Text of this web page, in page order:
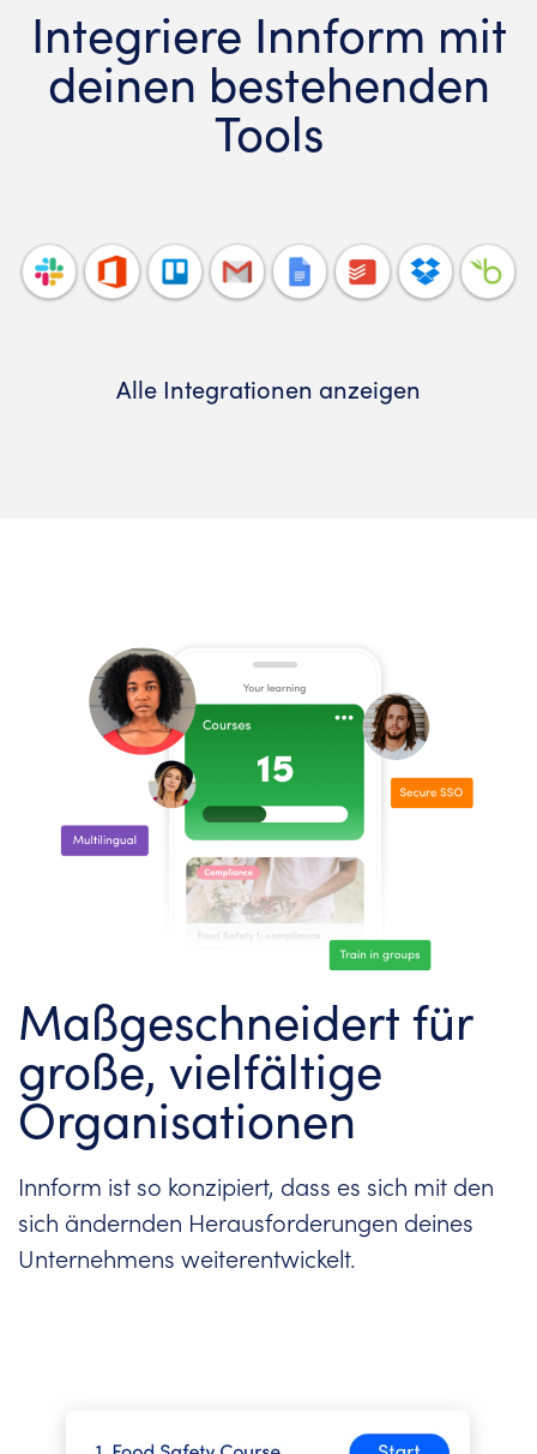
Integriere Innform mit
deinen bestehenden
Tools
Alle Integrationen anzeigen
Maßgeschneidert für
große, vielfältige
Organisationen
Innform ist so konzipiert, dass es sich mit den
sich ändernden Herausforderungen deines
Unternehmens weiterentwickelt.